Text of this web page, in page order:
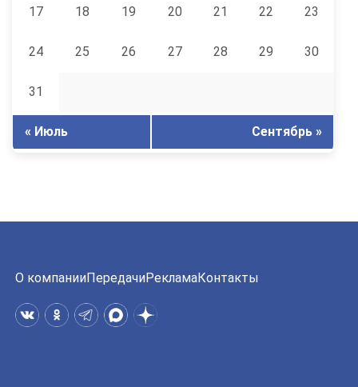
17 18 19 20 21 22 23
24 25 26 27 28 29 30
31
« Июль Сентябрь »
О компанииПередачиРекламаКонтакты